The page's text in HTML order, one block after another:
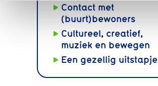
Contact met
(buurt)bewoners
Cultureel, creatief,
muziek en bewegen
Een gezellig uitstapje